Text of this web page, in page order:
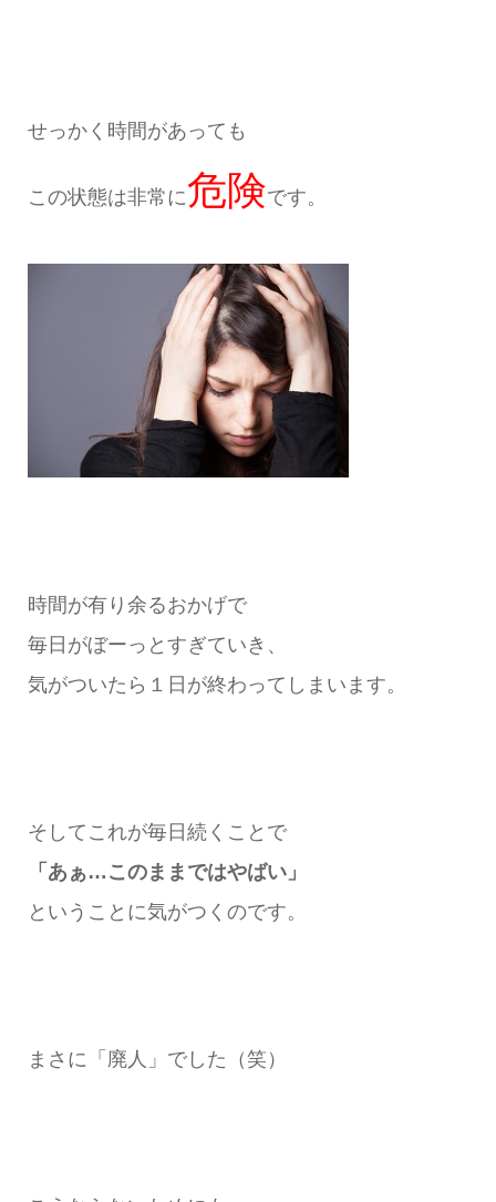
せっかく時間があっても
この状態は非常に危険です。
時間が有り余るおかげで
毎日がぼーっとすぎていき、
気がついたら１日が終わってしまいます。
そしてこれが毎日続くことで
「あぁ…このままではやばい」
ということに気がつくのです。
まさに「廃人」でした（笑）